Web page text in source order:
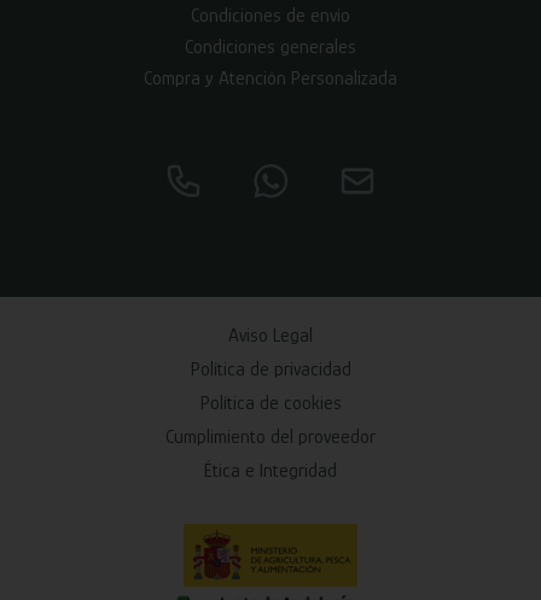
Condiciones de envío
Condiciones generales
Compra y Atención Personalizada
Aviso Legal
Política de privacidad
Política de cookies
Cumplimiento del proveedor
Ética e Integridad